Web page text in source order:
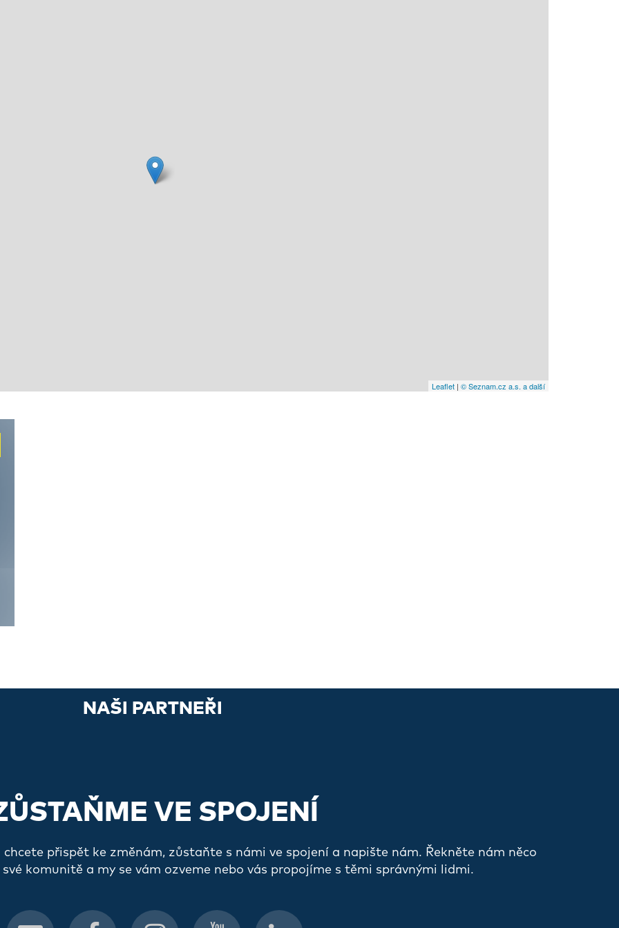
Leaflet | © Seznam.cz a.s. a další
NAŠI PARTNEŘI
VE SPOJENÍ
přispět ke změnám, zůstaňte s námi ve spojení a napište nám. Řekněte nám něco
komunitě a my se vám ozveme nebo vás propojíme s těmi správnými lidmi.